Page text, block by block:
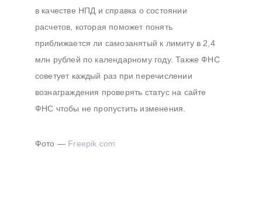
в качестве НПД и справка о состоянии
расчетов, которая поможет понять
приближается ли самозанятый к лимиту в 2,4
млн рублей по календарному году. Также ФНС
советует каждый раз при перечислении
вознаграждения проверять статус на сайте
ФНС чтобы не пропустить изменения.
Фото — Freepik.com